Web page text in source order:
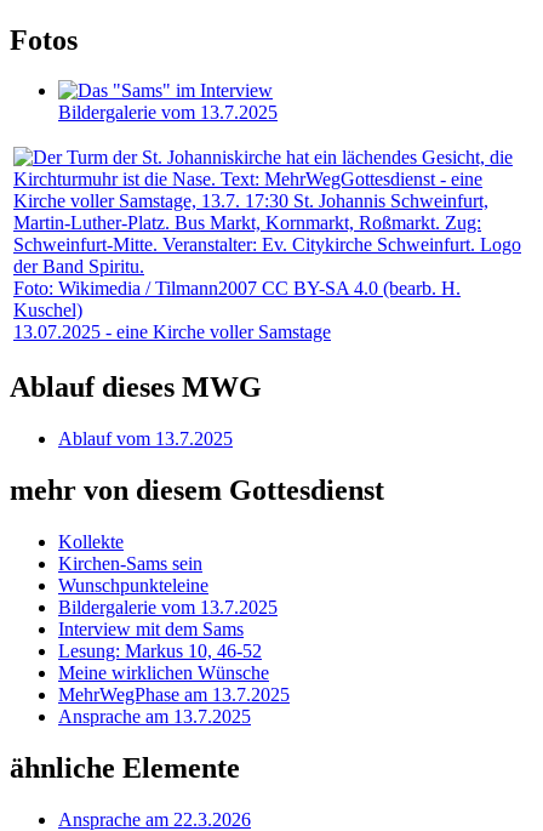
Fotos
Bildergalerie vom 13.7.2025
Foto: Wikimedia / Tilmann2007 CC BY-SA 4.0 (bearb. H.
Kuschel)
13.07.2025 - eine Kirche voller Samstage
Ablauf dieses MWG
Ablauf vom 13.7.2025
mehr von diesem Gottesdienst
Kollekte
Kirchen-Sams sein
Wunschpunkteleine
Bildergalerie vom 13.7.2025
Interview mit dem Sams
Lesung: Markus 10, 46-52
Meine wirklichen Wünsche
MehrWegPhase am 13.7.2025
Ansprache am 13.7.2025
ähnliche Elemente
Ansprache am 22.3.2026